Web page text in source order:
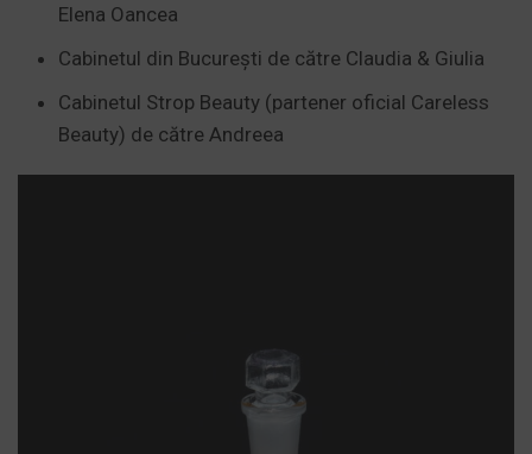
Elena Oancea
Cabinetul din București de către Claudia & Giulia
Cabinetul Strop Beauty (partener oficial Careless
Beauty) de către Andreea